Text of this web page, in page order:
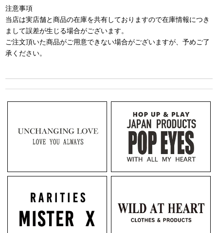
注意事項
当店は実店舗と商品の在庫を共有しておりますので在庫情報につき
まして誤差が生じる場合がございます。
ご注文頂いた商品がご用意できない場合がございますが、予めご了
承ください。